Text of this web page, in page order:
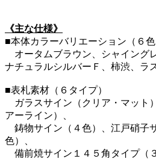
《主な仕様》
■本体カラーバリエーション（６色
オータムブラウン、シャイング
ナチュラルシルバーＦ、柿渋、ラ
■表札素材（６タイプ）
ガラスサイン（クリア・マット
アーライン）、
鋳物サイン（４色）、江戸硝子
色）、
備前焼サイン１４５角タイプ（